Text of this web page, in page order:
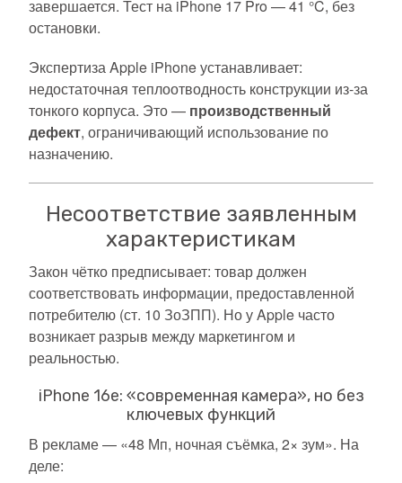
завершается. Тест на iPhone 17 Pro — 41 °C, без
остановки.
Экспертиза Apple iPhone устанавливает:
недостаточная теплоотводность конструкции из-за
тонкого корпуса. Это — производственный
дефект, ограничивающий использование по
назначению.
Несоответствие заявленным
характеристикам
Закон чётко предписывает: товар должен
соответствовать информации, предоставленной
потребителю (ст. 10 ЗоЗПП). Но у Apple часто
возникает разрыв между маркетингом и
реальностью.
iPhone 16e: «современная камера», но без
ключевых функций
В рекламе — «48 Мп, ночная съёмка, 2× зум». На
деле: